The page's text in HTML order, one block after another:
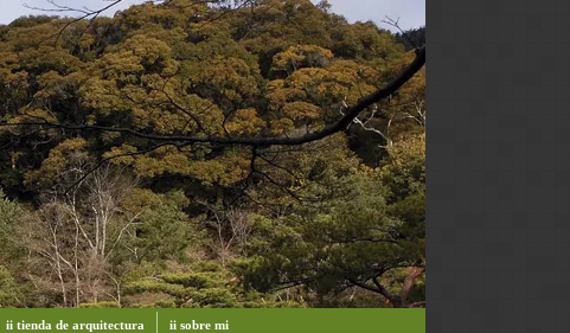
ii tienda de arquitectura ii sobre mi